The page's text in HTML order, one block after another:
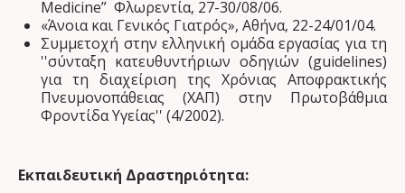
Medicine” Φλωρεντία, 27-30/08/06.
«Άνοια και Γενικός Γιατρός», Αθήνα, 22-24/01/04.
Συμμετοχή στην ελληνική ομάδα εργασίας για τη
''σύνταξη κατευθυντήριων οδηγιών (guidelines)
για τη διαχείριση της Χρόνιας Αποφρακτικής
Πνευμονοπάθειας (ΧΑΠ) στην Πρωτοβάθμια
Φροντίδα Υγείας'' (4/2002).
Εκπαιδευτική Δραστηριότητα: